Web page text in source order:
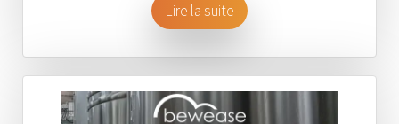
Lire la suite